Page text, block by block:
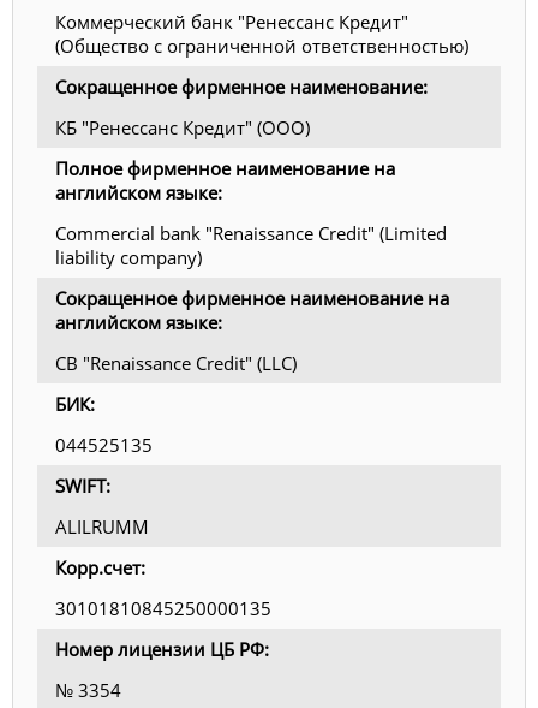
Коммерческий банк "Ренессанс Кредит"
(Общество с ограниченной ответственностью)
Сокращенное фирменное наименование:
КБ "Ренессанс Кредит" (ООО)
Полное фирменное наименование на
английском языке:
Commercial bank "Renaissance Credit" (Limited
liability company)
Сокращенное фирменное наименование на
английском языке:
CB "Renaissance Credit" (LLC)
БИК:
044525135
SWIFT:
ALILRUMM
Корр.счет:
30101810845250000135
Номер лицензии ЦБ РФ:
№ 3354